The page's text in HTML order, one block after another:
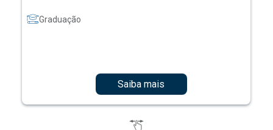
Graduação
Saiba mais